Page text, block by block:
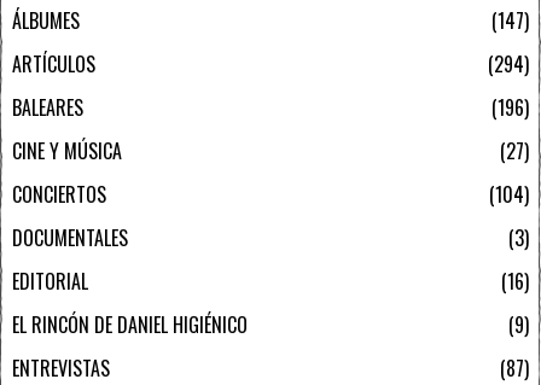
ÁLBUMES
147
ARTÍCULOS
294
BALEARES
196
CINE Y MÚSICA
27
CONCIERTOS
104
DOCUMENTALES
3
EDITORIAL
16
EL RINCÓN DE DANIEL HIGIÉNICO
9
ENTREVISTAS
87